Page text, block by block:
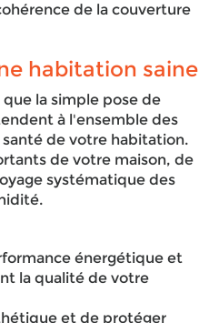
de la couverture
habitation saine
que la simple pose de
à l'ensemble des
de votre habitation.
de votre maison, de
systématique des
énergétique et
la qualité de votre
et de protéger